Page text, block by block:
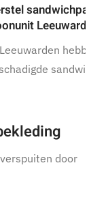
Leeuwarden
hebben
door